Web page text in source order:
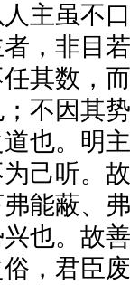
主虽不
，非目
其数，
不因其
也。明
己听。
能蔽、
也。故
，君臣